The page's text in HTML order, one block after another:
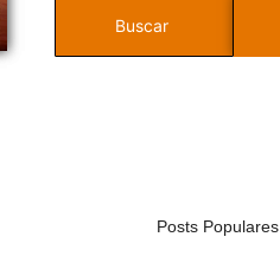
Posts Populares